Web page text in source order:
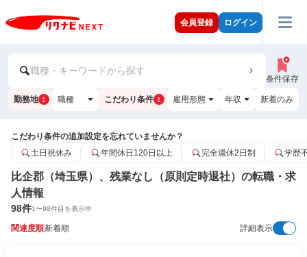
会員登録 ログイン
職種・キーワードから探す
条件保存
勤務地 1 職種 こだわり条件 1 雇用形態 年収 新着のみ
こだわり条件の追加設定を忘れていませんか？
土日祝休み
年間休日120日以上 完全週休2日制 学歴
比企郡（埼玉県）、残業なし（原則定時退社）の転職・求
人情報
98件1〜98件目を表示中
関連度順新着順 詳細表示